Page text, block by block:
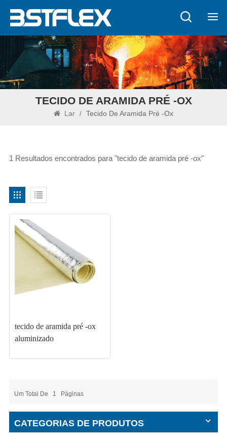
TECIDO DE ARAMIDA PRÉ -OX
Lar / Tecido De Aramida Pré -ox
1 Resultados encontrados para "tecido de aramida pré -ox"
tecido de aramida pré -ox
aluminizado
Um Total De 1 Páginas
CATEGORIAS DE PRODUTOS